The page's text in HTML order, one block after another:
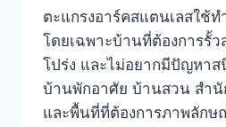
ตะแกรงอาร์คสแตนเลสใช้
โดยเฉพาะบ้านที่ต้องการรั้
โปร่ง และไม่อยากมีปัญหาส
บ้านพักอาศัย บ้านสวน สำนั
และพื้นที่ที่ต้องการภาพลักษ